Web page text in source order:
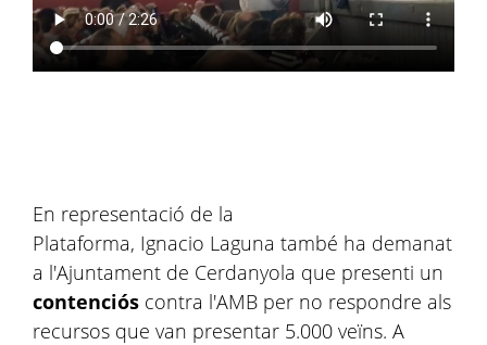
En representació de la
Plataforma, Ignacio Laguna també ha demanat
a l'Ajuntament de Cerdanyola que presenti un
contenciós contra l'AMB per no respondre als
recursos que van presentar 5.000 veïns. A